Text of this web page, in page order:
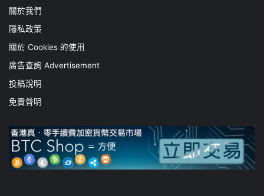
關於我們
隱私政策
關於 Cookies 的使用
廣告查詢 Advertisement
投稿說明
免責聲明